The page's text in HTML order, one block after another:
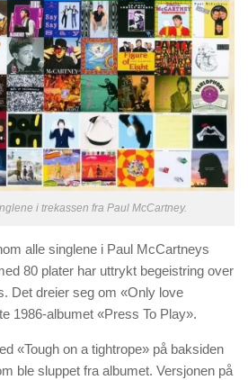
i trekassen fra Paul McCartney.
alle singlene i Paul McCartneys
80 plater har uttrykt begeistring over
Det dreier seg om «Only love
1986-albumet «Press To Play».
«Tough on a tightrope» på baksiden
ble sluppet fra albumet. Versjonen på